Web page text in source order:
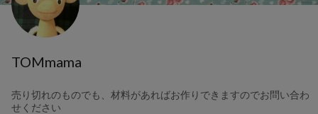
TOMmama
売り切れのものでも、材料があればお作りできますのでお問い合わ
せください